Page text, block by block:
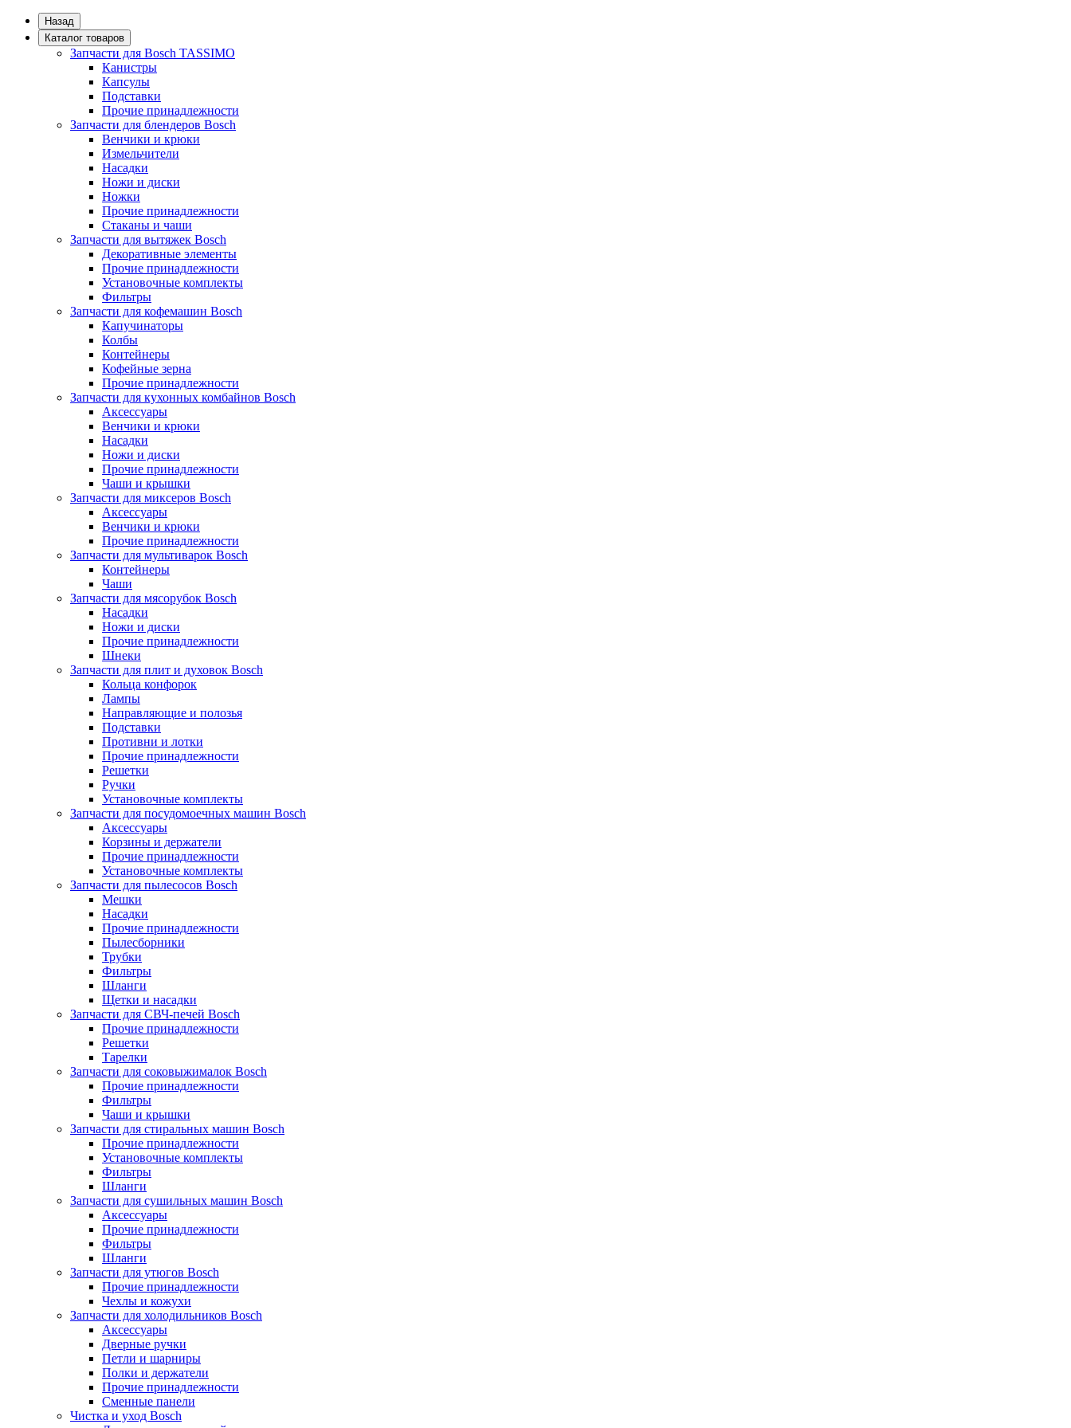
Назад
Каталог товаров
Запчасти для Bosch TASSIMO
Канистры
Капсулы
Подставки
Прочие принадлежности
Запчасти для блендеров Bosch
Венчики и крюки
Измельчители
Насадки
Ножи и диски
Ножки
Прочие принадлежности
Стаканы и чаши
Запчасти для вытяжек Bosch
Декоративные элементы
Прочие принадлежности
Установочные комплекты
Фильтры
Запчасти для кофемашин Bosch
Капучинаторы
Колбы
Контейнеры
Кофейные зерна
Прочие принадлежности
Запчасти для кухонных комбайнов Bosch
Аксессуары
Венчики и крюки
Насадки
Ножи и диски
Прочие принадлежности
Чаши и крышки
Запчасти для миксеров Bosch
Аксессуары
Венчики и крюки
Прочие принадлежности
Запчасти для мультиварок Bosch
Контейнеры
Чаши
Запчасти для мясорубок Bosch
Насадки
Ножи и диски
Прочие принадлежности
Шнеки
Запчасти для плит и духовок Bosch
Кольца конфорок
Лампы
Направляющие и полозья
Подставки
Противни и лотки
Прочие принадлежности
Решетки
Ручки
Установочные комплекты
Запчасти для посудомоечных машин Bosch
Аксессуары
Корзины и держатели
Прочие принадлежности
Установочные комплекты
Запчасти для пылесосов Bosch
Мешки
Насадки
Прочие принадлежности
Пылесборники
Трубки
Фильтры
Шланги
Щетки и насадки
Запчасти для СВЧ-печей Bosch
Прочие принадлежности
Решетки
Тарелки
Запчасти для соковыжималок Bosch
Прочие принадлежности
Фильтры
Чаши и крышки
Запчасти для стиральных машин Bosch
Прочие принадлежности
Установочные комплекты
Фильтры
Шланги
Запчасти для сушильных машин Bosch
Аксессуары
Прочие принадлежности
Фильтры
Шланги
Запчасти для утюгов Bosch
Прочие принадлежности
Чехлы и кожухи
Запчасти для холодильников Bosch
Аксессуары
Дверные ручки
Петли и шарниры
Полки и держатели
Прочие принадлежности
Сменные панели
Чистка и уход Bosch